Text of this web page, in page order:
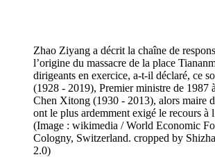
Zhao Ziyang a décrit la chaîne de
l’origine du massacre de la place
dirigeants en exercice, a-t-il déclaré, ce
(1928 - 2019), Premier ministre de 1987
Chen Xitong (1930 - 2013), alors maire
ont le plus ardemment exigé le recours à
(Image : wikimedia / World Economic
Cologny, Switzerland. cropped by
2.0)